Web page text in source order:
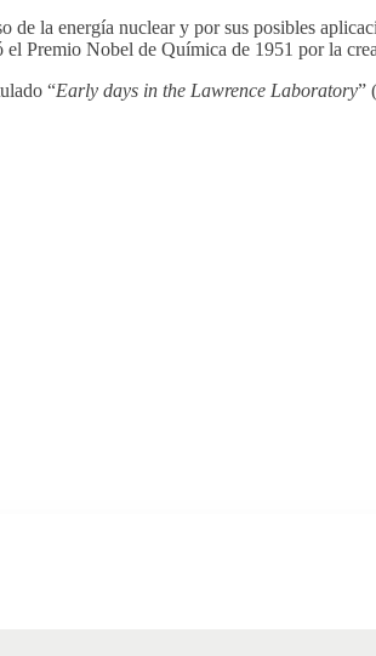
de la energía nuclear y por sus posibles
Premio Nobel de Química de 1951 por la
“Early days in the Lawrence Laboratory”